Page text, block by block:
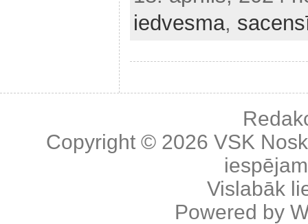
iedvesma,
Copyright © 2026 VSK
Vislabāk
Powered by